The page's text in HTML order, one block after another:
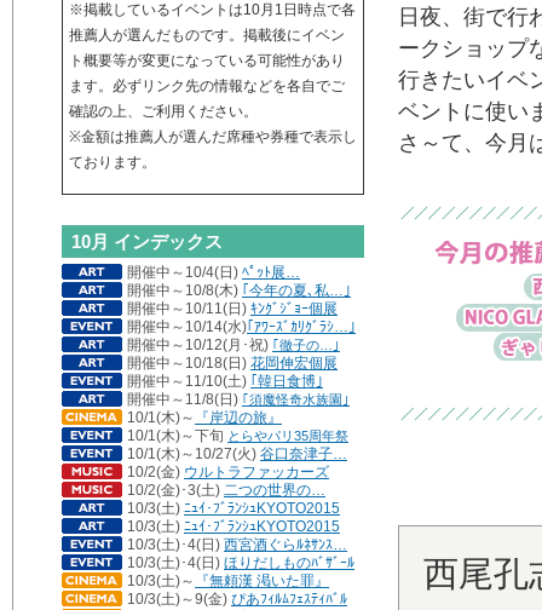
※掲載しているイベントは10月1日時点で各
推薦人が選んだものです。掲載後にイベン
ト概要等が変更になっている可能性があり
ます。必ずリンク先の情報などを各自でご
確認の上、ご利用ください。
※金額は推薦人が選んだ席種や券種で表示し
ております。
10月 インデックス
開催中～10/4(日) ﾍﾟｯﾄ展…
開催中～10/8(木) ｢今年の夏､私…｣
開催中～10/11(日) ｷﾝｸﾞｼﾞｮｰ個展
開催中～10/14(水)｢ｱﾜｰｽﾞｶﾘｸﾞﾗｼ…｣
開催中～10/12(月･祝) ｢徹子の…｣
開催中～10/18(日) 花岡伸宏個展
開催中～11/10(土) ｢韓日食博｣
開催中～11/8(日) ｢須魔怪奇水族園｣
10/1(木)～
『岸辺の旅』
10/1(木)～下旬 とらやパリ35周年祭
10/1(木)～10/27(火) 谷口奈津子…
10/2(金) ウルトラファッカーズ
10/2(金)･3(土) 二つの世界の…
10/3(土) ﾆｭｲ･ﾌﾞﾗﾝｼｭKYOTO2015
10/3(土) ﾆｭｲ･ﾌﾞﾗﾝｼｭKYOTO2015
10/3(土)･4(日) 西宮酒ぐらﾙﾈｻﾝｽ…
10/3(土)･4(日) ほりだしものﾊﾞｻﾞｰﾙ
10/3(土)～
『無頼漢 渇いた罪』
10/3(土)～9(金) ぴあﾌｨﾙﾑﾌｪｽﾃｨﾊﾞﾙ
日夜、街で行
ークショップ
行きたいイベ
ベントに使い
さ～て、今月
西尾孔